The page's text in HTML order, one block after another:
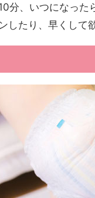
分、いつになった
したり、早くして